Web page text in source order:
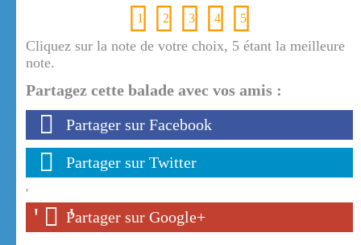
1 2 3 4 5
Cliquez sur la note de votre choix, 5 étant la meilleure
note.
Partagez cette balade avec vos amis :
Partager sur Facebook
Partager sur Twitter
'
' '
Partager sur Google+